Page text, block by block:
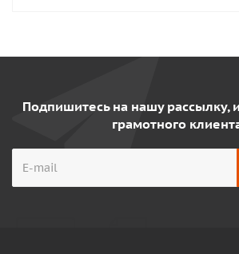
Подпишитесь на нашу рассылку,
грамотного